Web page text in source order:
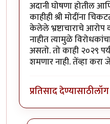
अदानी घोषणा होतील
काहीही श्री मोदींना
केलेले भ्रष्टाचाराचे आरोप
नाहीत त्यामुळे
असतो. तो काही २०२९
शमणार नाही. तेंव्हा
प्रतिसाद देण्यासाठी